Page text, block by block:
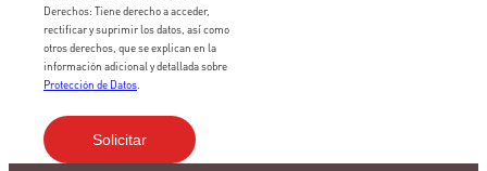
Derechos: Tiene derecho a acceder,
rectificar y suprimir los datos, así como
otros derechos, que se explican en la
información adicional y detallada sobre
Protección de Datos